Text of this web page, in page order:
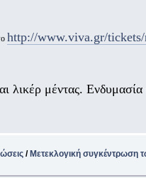
http://www.viva.gr/
λικέρ μέντας. Ενδυμασία
/Μετεκλογική συγκέντρωση